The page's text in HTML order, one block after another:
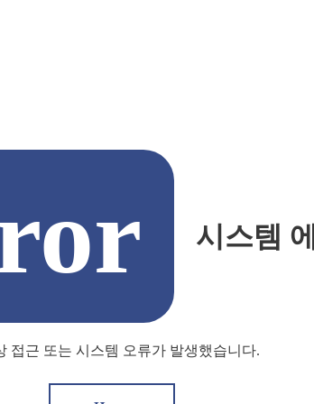
시스템
접근 또는 시스템 오류가 발생했습니다.